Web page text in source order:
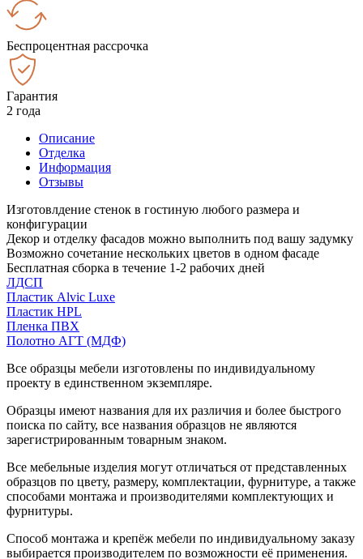
Беспроцентная рассрочка
Гарантия
2 года
Описание
Отделка
Информация
Отзывы
Изготовлдение стенок в гостиную любого размера и
конфигурации
Декор и отделку фасадов можно выполнить под вашу задумку
Возможно сочетание нескольких цветов в одном фасаде
Бесплатная сборка в течение 1-2 рабочих дней
ЛДСП
Пластик Alvic Luxe
Пластик HPL
Пленка ПВХ
Полотно АГТ (МДФ)
Все образцы мебели изготовлены по индивидуальному
проекту в единственном экземпляре.
Образцы имеют названия для их различия и более быстрого
поиска по сайту, все названия образцов не являются
зарегистрированным товарным знаком.
Все мебельные изделия могут отличаться от представленных
образцов по цвету, размеру, комплектации, фурнитуре, а также
способами монтажа и производителями комплектующих и
фурнитуры.
Способ монтажа и крепёж мебели по индивидуальному заказу
выбирается производителем по возможности её применения.